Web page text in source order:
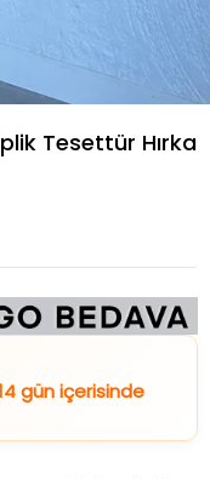
Tesettür Hırka
gün içerisinde